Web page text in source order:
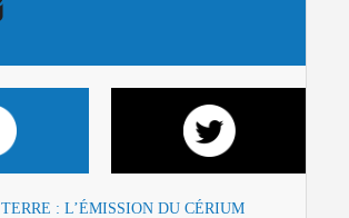
TERRE : L’ÉMISSION DU CÉRIUM